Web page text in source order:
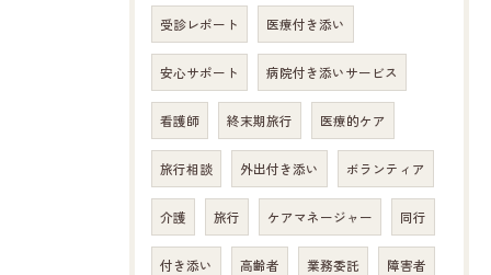
受診レポート 医療付き添い
安心サポート 病院付き添いサービス
看護師 終末期旅行 医療的ケア
旅行相談 外出付き添い ボランティア
介護 旅行 ケアマネージャー 同行
付き添い 高齢者 業務委託 障害者